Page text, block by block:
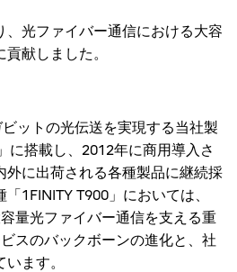
、光ファイバー通信における大容
献しました。
ットの光伝送を実現する当社製
に搭載し、2012年に商用導入さ
外に出荷される各種製品に継続採
1FINITY T900」においては、
量光ファイバー通信を支える重
スのバックボーンの進化と、社
ます。